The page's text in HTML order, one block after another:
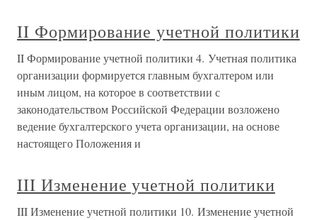
II Формирование учетной политики
II Формирование учетной политики 4. Учетная политика
организации формируется главным бухгалтером или
иным лицом, на которое в соответствии с
законодательством Российской Федерации возложено
ведение бухгалтерского учета организации, на основе
настоящего Положения и
III Изменение учетной политики
III Изменение учетной политики 10. Изменение учетной